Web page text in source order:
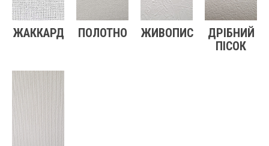
ЖАККАРД ПОЛОТНО ЖИВОПИС
ДРІБНИЙ
ПІСОК